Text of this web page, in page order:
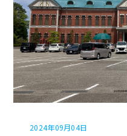
2024年09月04日